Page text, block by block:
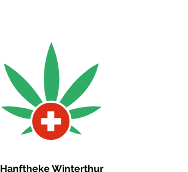
Hanftheke Winterthur